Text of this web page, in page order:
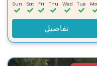
Tue
Wed
Thu
Fri
Sat
Sun
تفاصيل